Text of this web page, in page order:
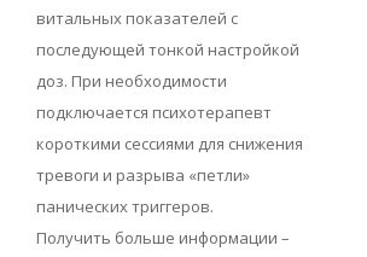
витальных показателей с
последующей тонкой настройкой
доз. При необходимости
подключается психотерапевт
короткими сессиями для снижения
тревоги и разрыва «петли»
панических триггеров.
Получить больше информации –